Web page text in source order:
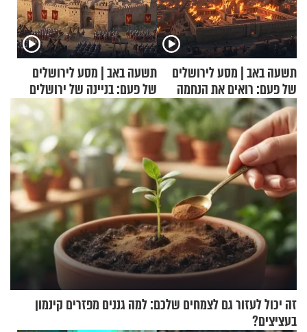
תשעה באב | מסע לירושלים
של פעם: רואים את הנחמה
תשעה באב | מסע לירושלים
של פעם: בניינה של ירושלים
זה יכול לעזור גם לצמחים שלכם: למה גננים מפזרים קינמון
בעציצים?